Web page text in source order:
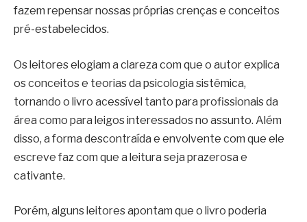
fazem repensar nossas próprias crenças e conceitos
pré-estabelecidos.
Os leitores elogiam a clareza com que o autor explica
os conceitos e teorias da psicologia sistêmica,
tornando o livro acessível tanto para profissionais da
área como para leigos interessados no assunto. Além
disso, a forma descontraída e envolvente com que ele
escreve faz com que a leitura seja prazerosa e
cativante.
Porém, alguns leitores apontam que o livro poderia